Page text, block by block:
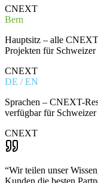
CNEXT
Bern
Hauptsitz – alle
Projekten für
CNEXT
DE / EN
Sprachen – CNEXT-
verfügbar für
CNEXT
“Wir teilen unser
Kunden die besten